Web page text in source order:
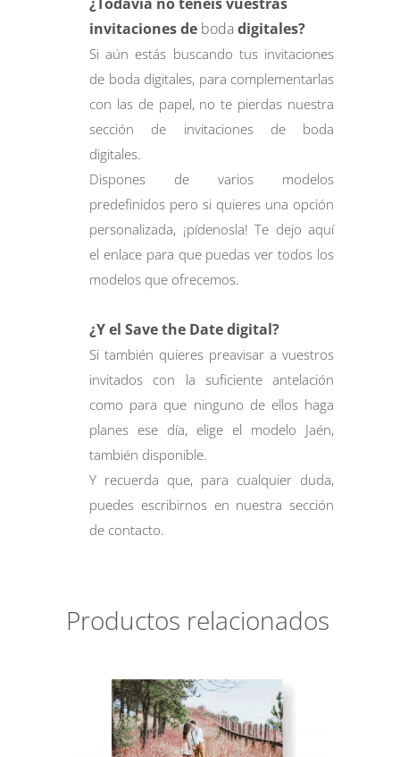
invitaciones de bodadigitales?
Si aún estás buscando tus invitaciones
de boda digitales, para complementarlas
con las de papel, no te pierdas nuestra
sección de invitaciones de boda
digitales.
Dispones de varios modelos
predefinidos pero si quieres una opción
personalizada, ¡pídenosla! Te dejo aquí
el enlace para que puedas ver todos los
modelos que ofrecemos.
¿Y el Save the Date digital?
Si también quieres preavisar a vuestros
invitados con la suficiente antelación
como para que ninguno de ellos haga
planes ese día, elige el modelo Jaén,
también disponible.
Y recuerda que, para cualquier duda,
puedes escribirnos en nuestra sección
de contacto.
Productos relacionados